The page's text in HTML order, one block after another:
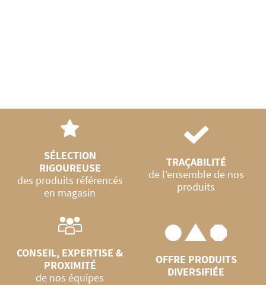
SÉLECTION
RIGOUREUSE
des produits référencés
en magasin
TRAÇABILITÉ
de l’ensemble de nos
produits
CONSEIL, EXPERTISE &
PROXIMITÉ
de nos équipes
OFFRE PRODUITS
DIVERSIFIÉE